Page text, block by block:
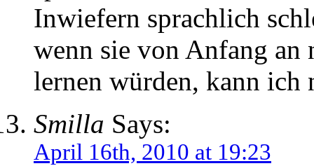
Inwiefern sprachlich
wenn sie von Anfang an
lernen würden, kann ich
Smilla Says:
April 16th, 2010 at 19:23